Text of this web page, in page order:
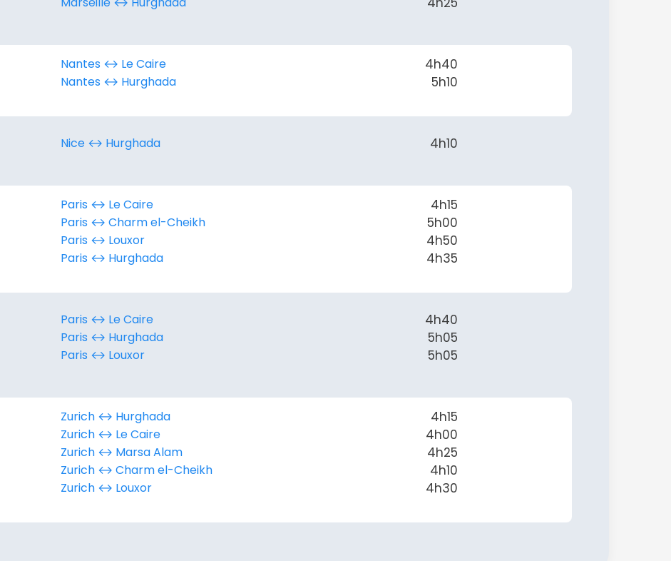
Nantes ↔︎ Le Caire 4h40
Nantes ↔︎ Hurghada 5h10
Nice ↔︎ Hurghada 4h10
Paris ↔︎ Le Caire 4h15
Paris ↔︎ Charm el-Cheikh 5h00
Paris ↔︎ Louxor 4h50
Paris ↔︎ Hurghada 4h35
Paris ↔︎ Le Caire 4h40
Paris ↔︎ Hurghada 5h05
Paris ↔︎ Louxor 5h05
Zurich ↔︎ Hurghada 4h15
Zurich ↔︎ Le Caire 4h00
Zurich ↔︎ Marsa Alam 4h25
Zurich ↔︎ Charm el-Cheikh 4h10
Zurich ↔︎ Louxor 4h30